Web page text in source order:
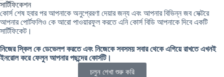
সার্টিফিকেশন
কোর্স শেষ হবার পর আপনাকে অনুপ্রেরণা দেয়ার জন্য এবং আপনার বিভিন্ন জব সেক্টরে
আপনার পোর্টফলিও কে আরো পাওয়ারফুল করতে এনি কোর্স বিডি আপনাকে দিবে একটি
সার্টিফিকেট।
নিজের স্কিল কে ডেভেলপ করতে এবং নিজেকে সবসময় সবার থেকে এগিয়ে রাখতে এখনই
ইনরোল করে ফেলুন আপনার পছন্দের কোর্সটি।
চলুন শেখা শুরু করি